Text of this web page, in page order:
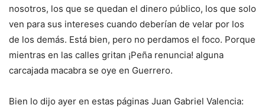
nosotros, los que se quedan el dinero público, los que solo
ven para sus intereses cuando deberían de velar por los
de los demás. Está bien, pero no perdamos el foco. Porque
mientras en las calles gritan ¡Peña renuncia! alguna
carcajada macabra se oye en Guerrero.
Bien lo dijo ayer en estas páginas Juan Gabriel Valencia: